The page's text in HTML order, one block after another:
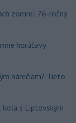
zomrel 76-ročný
horúčavy
nárečiam? Tieto
kola s Liptovským